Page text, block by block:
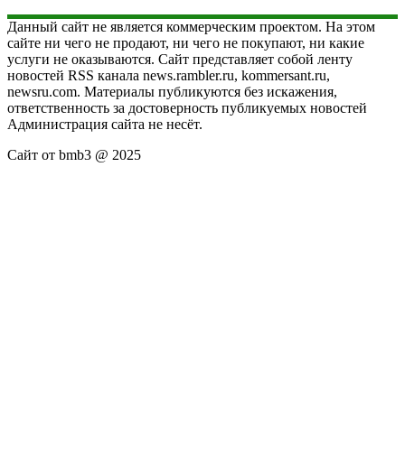
Данный сайт не является коммерческим проектом. На этом
сайте ни чего не продают, ни чего не покупают, ни какие
услуги не оказываются. Сайт представляет собой ленту
новостей RSS канала news.rambler.ru, kommersant.ru,
newsru.com. Материалы публикуются без искажения,
ответственность за достоверность публикуемых новостей
Администрация сайта не несёт.
Сайт от bmb3 @ 2025